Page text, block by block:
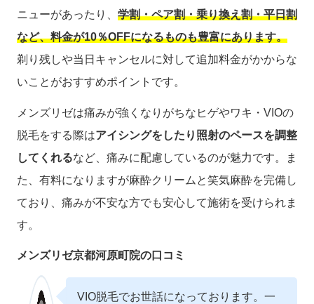
ニューがあったり、 学割・ペア割・乗り換え割・平日割
など、料金が10％OFFになるものも豊富にあります。
剃り残しや当日キャンセルに対して追加料金がかからな
いことがおすすめポイントです。
メンズリゼは痛みが強くなりがちなヒゲやワキ・VIOの
脱毛をする際はアイシングをしたり照射のペースを調整
してくれるなど、痛みに配慮しているのが魅力です。ま
た、有料になりますが麻酔クリームと笑気麻酔を完備し
ており、痛みが不安な方でも安心して施術を受けられま
す。
メンズリゼ京都河原町院の口コミ
VIO脱毛でお世話になっております。一